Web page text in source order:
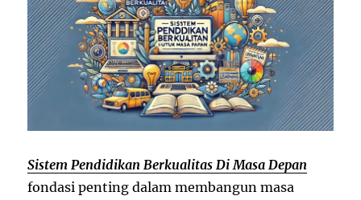
Sistem Pendidikan Berkualitas Di Masa Depan
fondasi penting dalam membangun masa